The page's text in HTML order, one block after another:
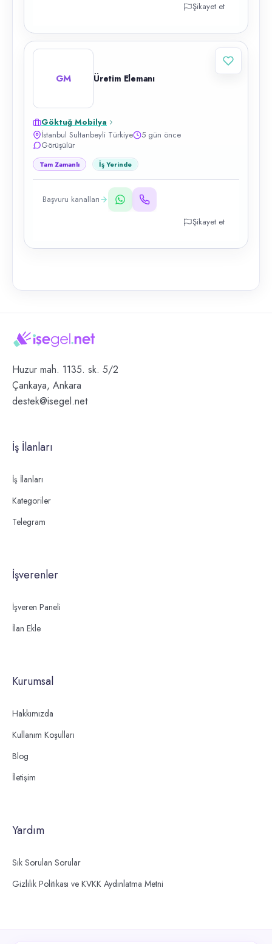
Şikayet et
GM Üretim Elemanı
Göktuğ Mobilya
İstanbul Sultanbeyli Türkiye
5 gün önce
Görüşülür
Tam Zamanlı İş Yerinde
Başvuru kanalları
Şikayet et
Huzur mah. 1135. sk. 5/2
Çankaya, Ankara
destek@isegel.net
İş İlanları
İş İlanları
Kategoriler
Telegram
İşverenler
İşveren Paneli
İlan Ekle
Kurumsal
Hakkımızda
Kullanım Koşulları
Blog
İletişim
Yardım
Sık Sorulan Sorular
Gizlilik Politikası ve KVKK Aydınlatma Metni